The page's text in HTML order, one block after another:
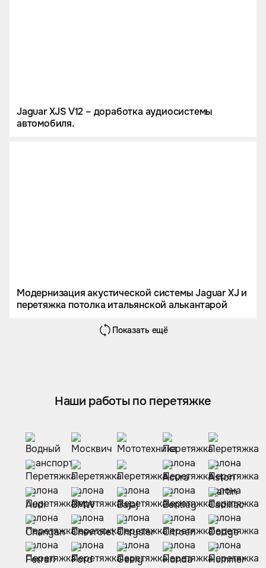
Jaguar XJS V12 – доработка аудиосистемы
автомобиля.
Модернизация акустической системы Jaguar XJ и
перетяжка потолка итальянской алькантарой
Показать ещё
Наши работы по перетяжке